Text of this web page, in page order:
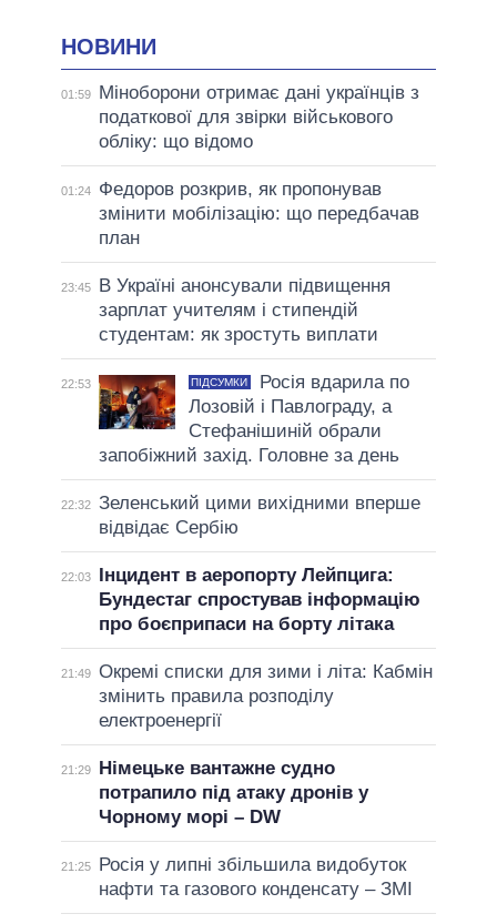
НОВИНИ
01:59
Міноборони отримає дані українців з
податкової для звірки військового
обліку: що відомо
01:24
Федоров розкрив, як пропонував
змінити мобілізацію: що передбачав
план
23:45
В Україні анонсували підвищення
зарплат учителям і стипендій
студентам: як зростуть виплати
22:53 ПІДСУМКИ
Росія вдарила по
Лозовій і Павлограду, а
Стефанішиній обрали
запобіжний захід. Головне за день
22:32 Зеленський цими вихідними вперше
відвідає Сербію
22:03
Інцидент в аеропорту Лейпцига:
Бундестаг спростував інформацію
про боєприпаси на борту літака
21:49 Окремі списки для зими і літа: Кабмін
змінить правила розподілу
електроенергії
21:29
Німецьке вантажне судно
потрапило під атаку дронів у
Чорному морі – DW
21:25
Росія у липні збільшила видобуток
нафти та газового конденсату – ЗМІ